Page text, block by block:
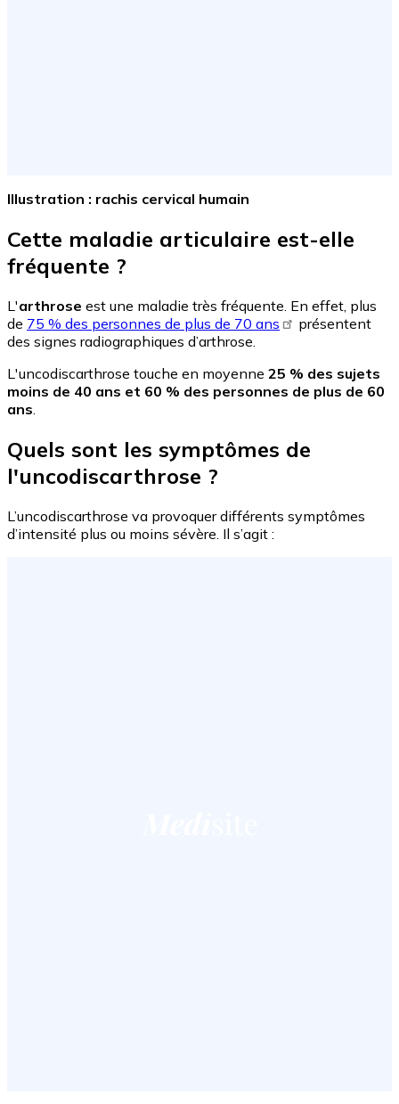
Illustration : rachis cervical humain
Cette maladie articulaire est-elle
fréquente ?
L'arthrose est une maladie très fréquente. En effet, plus
de 75 % des personnes de plus de 70 ans
présentent
des signes radiographiques d’arthrose.
L'uncodiscarthrose touche en moyenne 25 % des sujets
moins de 40 ans et 60 % des personnes de plus de 60
ans
Quels sont les symptômes de
l'uncodiscarthrose ?
L’uncodiscarthrose va provoquer différents symptômes
d’intensité plus ou moins sévère. Il s’agit :